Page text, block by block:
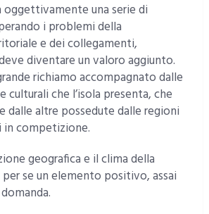
oggettivamente una serie di
i problemi della
e dei collegamenti,
diventare un valoro aggiunto.
richiamo accompagnato dalle
culturali che l’isola presenta, che
dalle altre possedute dalle regioni
in competizione.
geografica e il clima della
per se un elemento positivo, assai